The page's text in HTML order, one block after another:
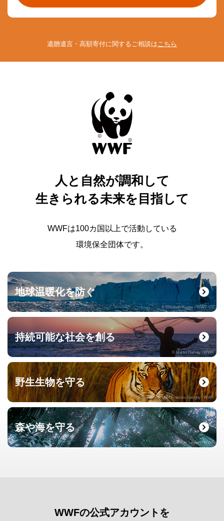
遺贈遺言・高額寄付に関するご相談は こちら
人と自然が調和して
生きられる未来を目指して
WWFは100カ国以上で活動している
環境保全団体です。
地球温暖化を防ぐ
© Elisabeth Kruger / WWF-US
持続可能な社会を創る
© Martin Harvey / WWF
野生生物を守る
© naturepl.com / Francois Savigny / WWF
森や海を守る
© Roger Leguen / WWF
WWFの公式アカウントを